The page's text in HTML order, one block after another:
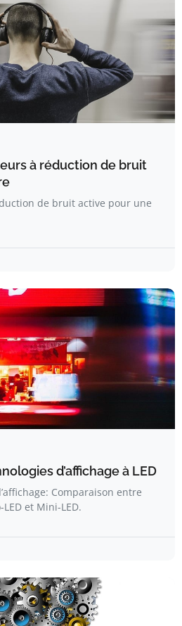
à réduction de bruit
de bruit active pour une
d’affichage à LED
Comparaison entre
LED et Mini-LED.